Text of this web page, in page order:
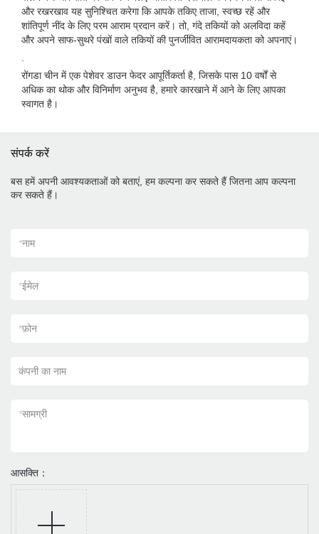
और रखरखाव यह सुनिश्चित करेगा कि आपके तकिए ताजा, स्वच्छ रहें और
शांतिपूर्ण नींद के लिए परम आराम प्रदान करें। तो, गंदे तकियों को अलविदा कहें
और अपने साफ-सुथरे पंखों वाले तकियों की पुनर्जीवित आरामदायकता को अपनाएं।
रोंगडा चीन में एक पेशेवर डाउन फेदर आपूर्तिकर्ता है, जिसके पास 10 वर्षों से
अधिक का थोक और विनिर्माण अनुभव है, हमारे कारखाने में आने के लिए आपका
स्वागत है।
संपर्क करें
बस हमें अपनी आवश्यकताओं को बताएं, हम कल्पना कर सकते हैं जितना आप कल्पना
कर सकते हैं।
*नाम
*ईमेल
*फ़ोन
कंपनी का नाम
*सामग्री
आसक्ति：